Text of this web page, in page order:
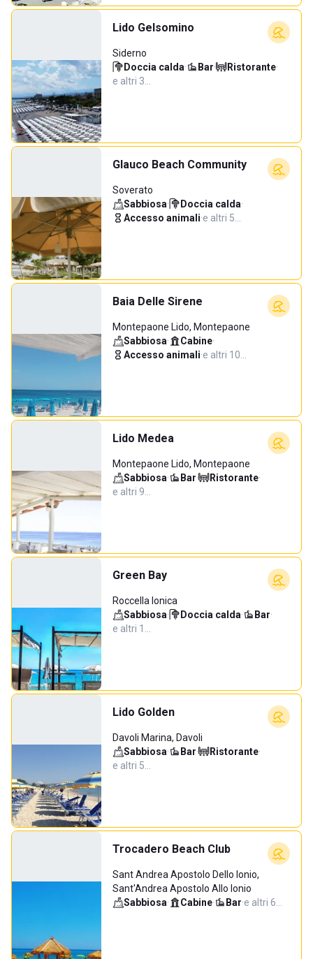
Lido Gelsomino
Siderno
Doccia calda· Bar· Ristorante·
e altri 3…
Glauco Beach Community
Soverato
Sabbiosa· Doccia calda·
Accesso animali·e altri 5…
Baia Delle Sirene
Montepaone Lido, Montepaone
Sabbiosa· Cabine·
Accesso animali·e altri 10…
Lido Medea
Montepaone Lido, Montepaone
Sabbiosa· Bar· Ristorante·
e altri 9…
Green Bay
Roccella Ionica
Sabbiosa· Doccia calda· Bar·
e altri 1…
Lido Golden
Davoli Marina, Davoli
Sabbiosa· Bar· Ristorante·
e altri 5…
Trocadero Beach Club
Sant Andrea Apostolo Dello Ionio,
Sant'Andrea Apostolo Allo Ionio
Sabbiosa· Cabine· Bar·e altri 6…